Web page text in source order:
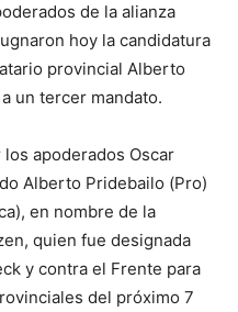
de la alianza
hoy la candidatura
provincial Alberto
un tercer mandato.
apoderados Oscar
Alberto Pridebailo (Pro)
en nombre de la
quien fue designada
y contra el Frente para
del próximo 7